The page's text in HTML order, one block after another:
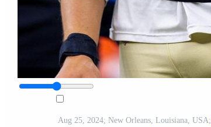
Aug 25, 2024; New Orleans, Louisiana, USA;